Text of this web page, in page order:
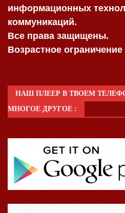
информационных
коммуникаций.
Все права защищены.
Возрастное ограничение
НАШ ПЛЕЕР В ТВОЕМ
МНОГОЕ ДРУГОЕ :